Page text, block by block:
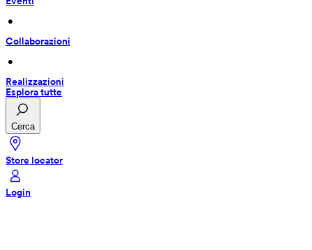
•
Collaborazioni
•
Realizzazioni
Esplora tutte
Cerca
Store locator
Login